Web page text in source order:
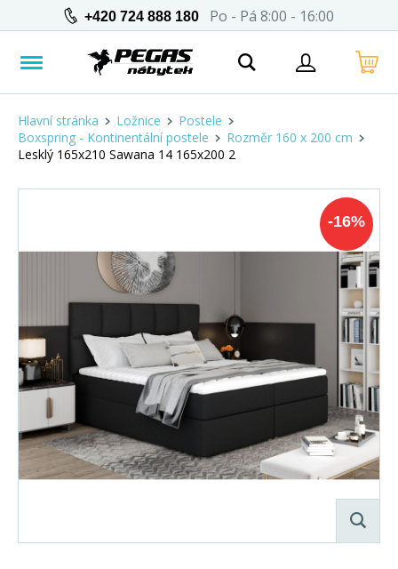
+420 724 888 180 Po - Pá 8:00 - 16:00
Hlavní stránka Ložnice
Postele
Boxspring - Kontinentální postele
Rozměr 160 x 200 cm
Lesklý 165x210 Sawana 14 165x200 2
-16%